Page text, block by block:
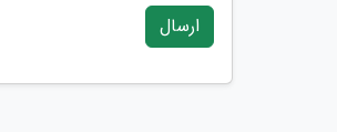
ارسال